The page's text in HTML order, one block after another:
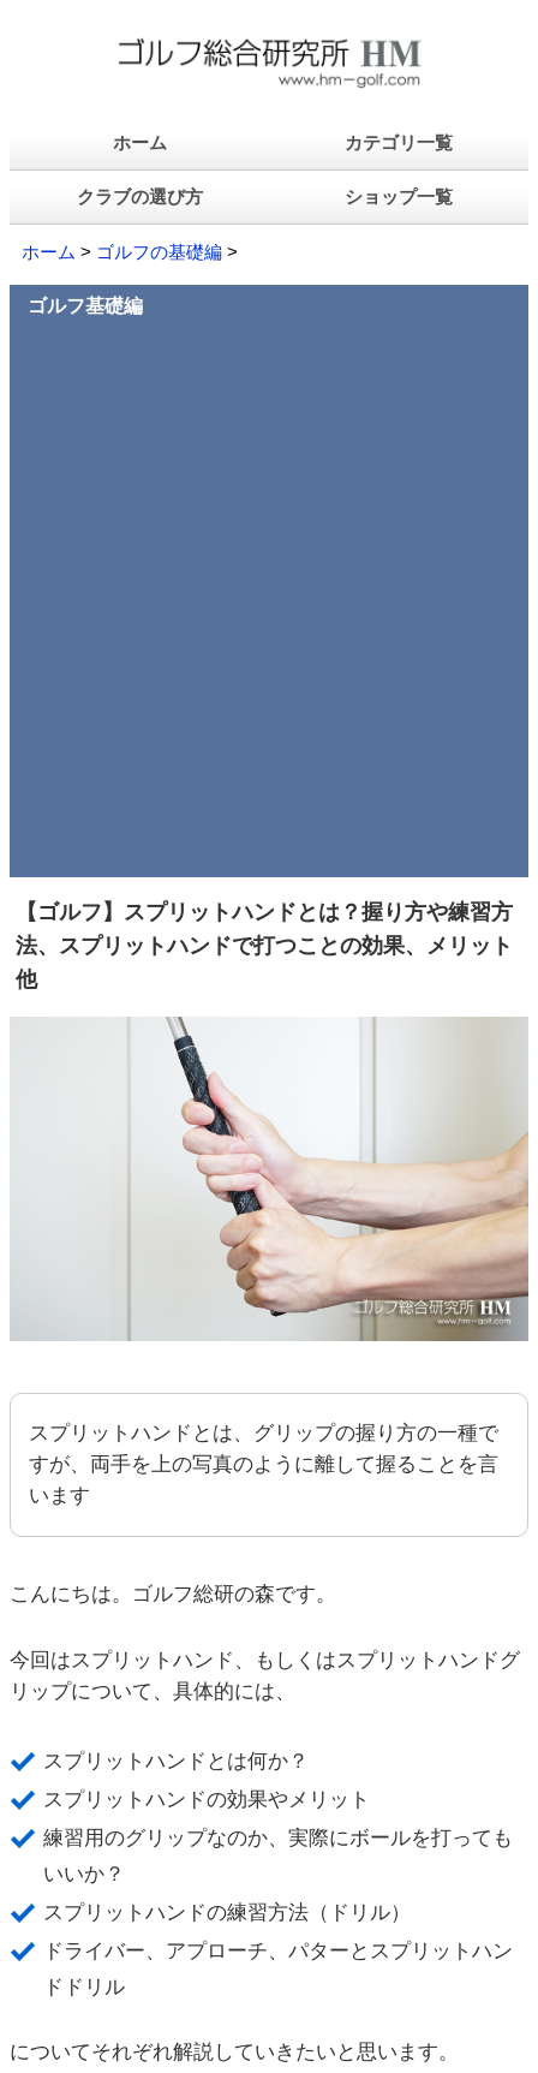
ホーム カテゴリ一覧
クラブの選び方 ショップ一覧
ホーム > ゴルフの基礎編 >
ゴルフ基礎編
【ゴルフ】スプリットハンドとは？握り方や練習方
法、スプリットハンドで打つことの効果、メリット
他
スプリットハンドとは、グリップの握り方の一種で
すが、両手を上の写真のように離して握ることを言
います
こんにちは。ゴルフ総研の森です。
今回はスプリットハンド、もしくはスプリットハンドグ
リップについて、具体的には、
スプリットハンドとは何か？
スプリットハンドの効果やメリット
練習用のグリップなのか、実際にボールを打っても
いいか？
スプリットハンドの練習方法（ドリル）
ドライバー、アプローチ、パターとスプリットハン
ドドリル
についてそれぞれ解説していきたいと思います。